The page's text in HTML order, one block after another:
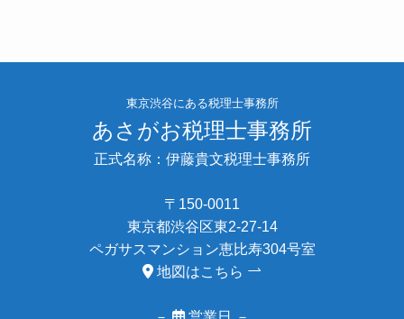
東京渋谷にある税理士事務所
あさがお税理士事務所
正式名称：伊藤貴文税理士事務所
〒150-0011
東京都渋谷区東2-27-14
ペガサスマンション恵比寿304号室
地図はこちら